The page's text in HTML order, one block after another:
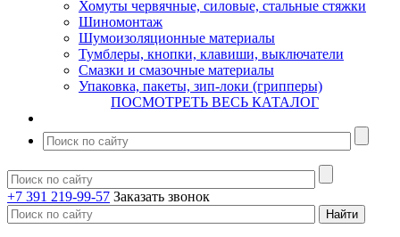
Хомуты червячные, силовые, стальные стяжки
Шиномонтаж
Шумоизоляционные материалы
Тумблеры, кнопки, клавиши, выключатели
Смазки и смазочные материалы
Упаковка, пакеты, зип-локи (грипперы)
ПОСМОТРЕТЬ ВЕСЬ КАТАЛОГ
+7 391 219-99-57 Заказать звонок